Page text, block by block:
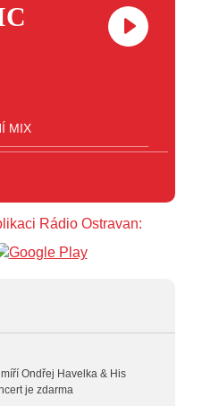
MIX
MIX
S MARIÍ
S JARKEM
Rádio Ostravan:
Ondřej Havelka & His
je zdarma